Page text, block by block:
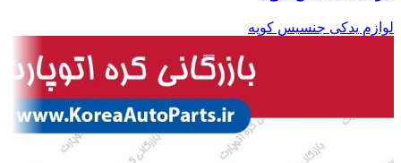
لوازم یدکی جنسیس کوپه